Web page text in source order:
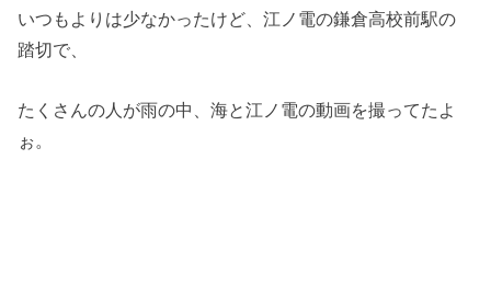
いつもよりは少なかったけど、江ノ電の鎌倉高校前駅の
踏切で、
たくさんの人が雨の中、海と江ノ電の動画を撮ってたよ
ぉ。